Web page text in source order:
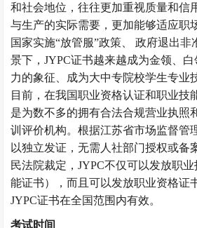
和社会地位，往往更加重视质量和信
与生产的实际需要，更加能够适应职
国家实施“放管服”政策、 政府退出非
景下，JYPC证书越来越成为金领、白
力的象征、成为大中专院校学生专业
目前，在我国职业资格认证和职业技
是为数不多的拥有合法合规营业执照
训评价机构。根据江苏省市场监督管
以独立发证，无需人社部门授权或备
民法院裁定，JYPC不仅可以发放职
能证书），而且可以发放职业资格证
JYPC证书在全国范围内有效。
考试时间